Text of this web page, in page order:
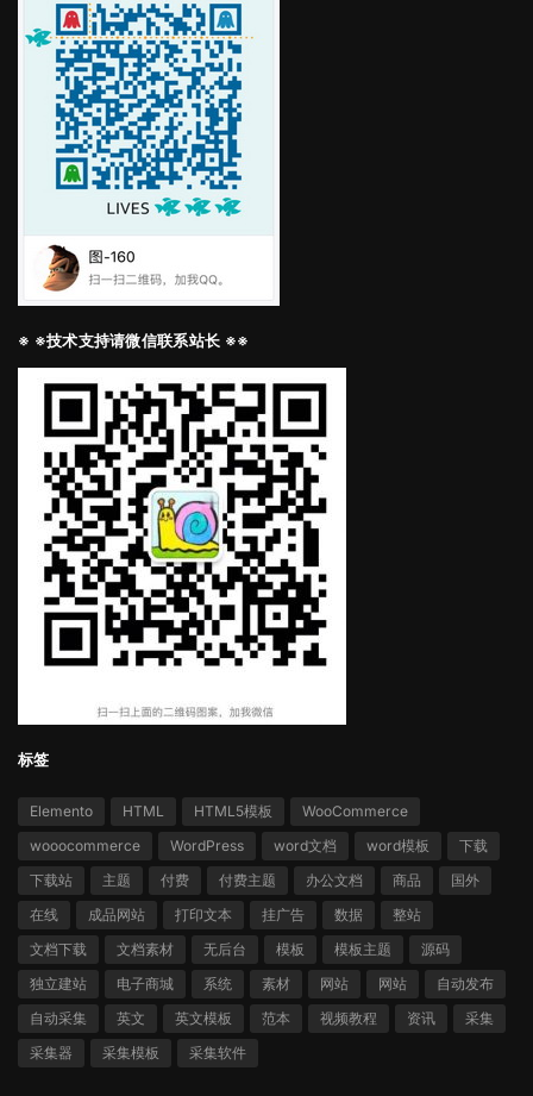
※ ※技术支持请微信联系站长 ※※
标签
Elemento HTML HTML5模板
WooCommerce
wooocommerce
WordPress word文档 word模板
下载
下载站
主题 付费 付费主题 办公文档 商品
国外
在线
成品网站 打印文本 挂广告 数据
整站
文档下载
文档素材 无后台 模板 模板主题
源码
独立建站
电子商城 系统 素材 网站 网站
自动发布
自动采集
英文 英文模板 范本 视频教程 资讯
采集
采集器
采集模板 采集软件